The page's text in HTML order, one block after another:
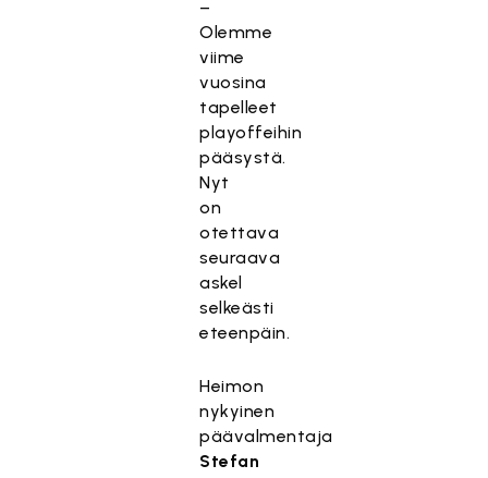
–
Olemme
viime
vuosina
tapelleet
playoffeihin
pääsystä.
Nyt
on
otettava
seuraava
askel
selkeästi
eteenpäin.
Heimon
nykyinen
päävalmentaja
Stefan